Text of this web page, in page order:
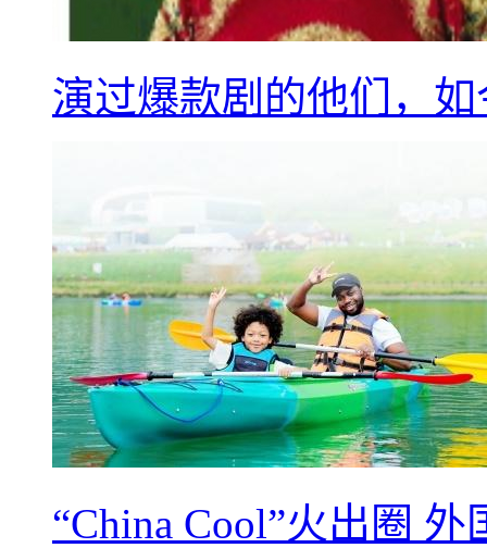
演过爆款剧的他们，
“China Cool”火出圈